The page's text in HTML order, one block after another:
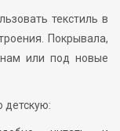
текстиль в
Покрывала,
или под новые
детскую: